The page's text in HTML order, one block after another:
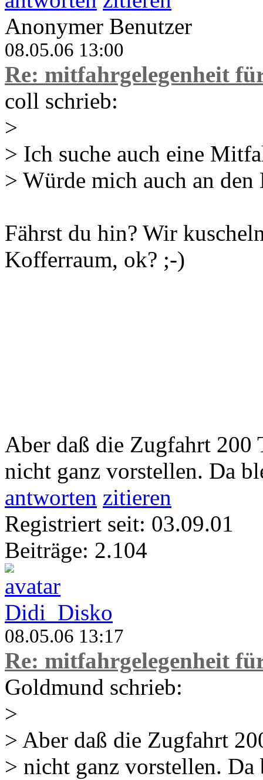
Anonymer Benutzer
08.05.06 13:00
Re: mitfahrgelegenheit
coll schrieb:
>
> Ich suche auch eine
> Würde mich auch an
Fährst du hin? Wir
Kofferraum, ok? ;-)
Aber daß die Zugfahrt 200
nicht ganz vorstellen. Da
antworten zitieren
Registriert seit: 03.09.01
Beiträge: 2.104
Didi_Disko
08.05.06 13:17
Re: mitfahrgelegenheit
Goldmund schrieb:
>
> Aber daß die Zugfahrt
> nicht ganz vorstellen.